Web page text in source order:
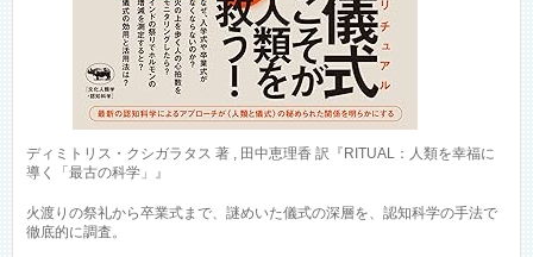
ディミトリス・クシガラタス 著 , 田中恵理香 訳『RITUAL：人類を幸福に
導く「最古の科学」』
火渡りの祭礼から卒業式まで、謎めいた儀式の深層を、認知科学の手法で
徹底的に調査。